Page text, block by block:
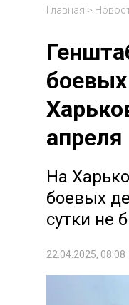
Главная >
апреля
На
боевых
сутки не
22.04.2025, 08:08